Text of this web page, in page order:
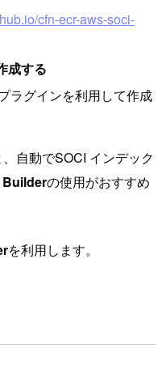
cfn-ecr-aws-soci-
成する
ラグインを利用して作成
自動でSOCI インデック
Builderの使用がおすすめ
を利用します。